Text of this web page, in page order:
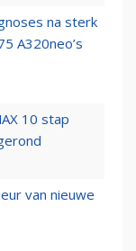
na sterk
A320neo’s
10 stap
van nieuwe